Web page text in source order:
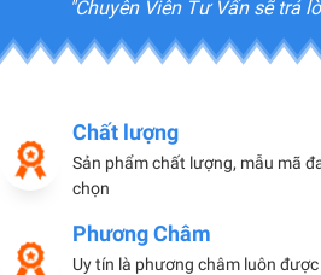
"Chuyên Viên Tư Vấn sẽ trả
Chất lượng
Sản phẩm chất lượng, mẫu mã
chọn
Phương Châm
Uy tín là phương châm luôn